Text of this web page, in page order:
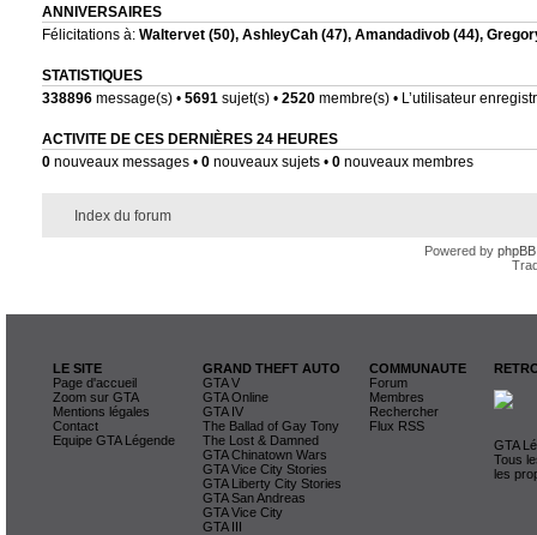
ANNIVERSAIRES
Félicitations à: Waltervet(50), AshleyCah(47), Amandadivob(44),
STATISTIQUES
338896message(s) • 5691sujet(s) • 2520membre(s) • L’utilisateur
ACTIVITE DE CES DERNIÈRES 24 HEURES
0nouveaux messages • 0nouveaux sujets • 0nouveaux membres
Index du forum
Powered by phpBB
LE SITE
Page d'accueil
Zoom sur GTA
Mentions légales
Contact
Equipe GTA Légende
GRAND THEFT AUTO
GTA V
GTA Online
GTA IV
The Ballad of Gay Tony
The Lost & Damned
GTA Chinatown Wars
GTA Vice City Stories
GTA Liberty City Stories
GTA San Andreas
GTA Vice City
GTA III
COMMUNAUTE
Forum
Membres
Rechercher
Flux RSS
GTA
Tous
les